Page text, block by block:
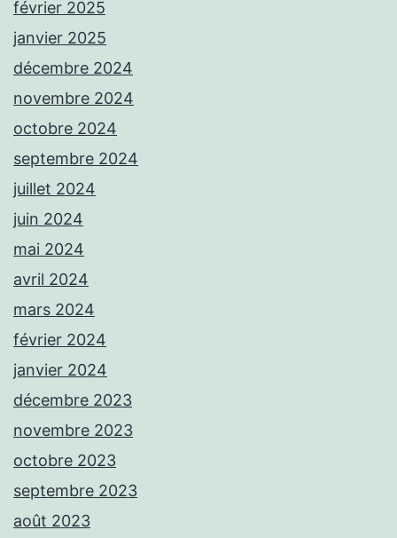
février 2025
janvier 2025
décembre 2024
novembre 2024
octobre 2024
septembre 2024
juillet 2024
juin 2024
mai 2024
avril 2024
mars 2024
février 2024
janvier 2024
décembre 2023
novembre 2023
octobre 2023
septembre 2023
août 2023